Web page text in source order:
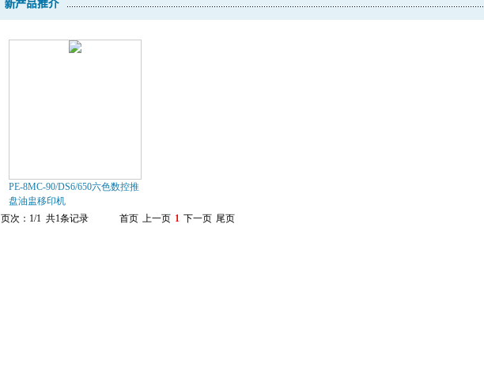
PE-8MC-90/DS6/650六色数控推
盘油盅移印机
页次：1/1 共1条记录
首页 上一页 1 下一页 尾页